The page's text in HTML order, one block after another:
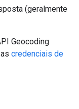
(geralmente
Geocoding
credenciais de